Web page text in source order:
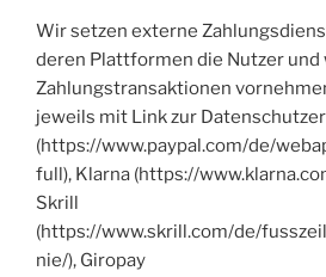
Wir setzen externe
deren Plattformen die Nutzer und
Zahlungstransaktionen
jeweils mit Link zur
(https://www.paypal.com/de/
full), Klarna (https://
Skrill
(https://www.skrill.com/de/
nie/), Giropay